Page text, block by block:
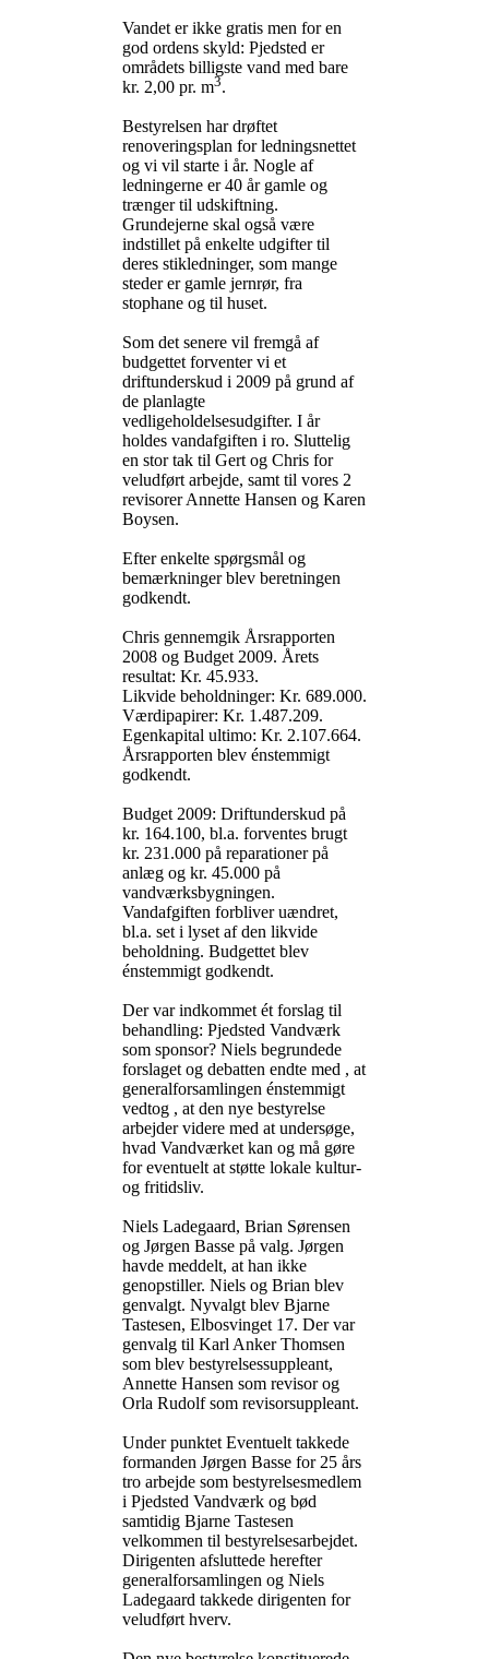
Vandet er ikke gratis men for en
god ordens skyld: Pjedsted er
områdets billigste vand med bare
kr. 2,00 pr. m3.
Bestyrelsen har drøftet
renoveringsplan for ledningsnettet
og vi vil starte i år. Nogle af
ledningerne er 40 år gamle og
trænger til udskiftning.
Grundejerne skal også være
indstillet på enkelte udgifter til
deres stikledninger, som mange
steder er gamle jernrør, fra
stophane og til huset.
Som det senere vil fremgå af
budgettet forventer vi et
driftunderskud i 2009 på grund af
de planlagte
vedligeholdelsesudgifter. I år
holdes vandafgiften i ro. Sluttelig
en stor tak til Gert og Chris for
veludført arbejde, samt til vores 2
revisorer Annette Hansen og Karen
Boysen.
Efter enkelte spørgsmål og
bemærkninger blev beretningen
godkendt.
Chris gennemgik Årsrapporten
2008 og Budget 2009. Årets
resultat: Kr. 45.933.
Likvide beholdninger: Kr. 689.000.
Værdipapirer: Kr. 1.487.209.
Egenkapital ultimo: Kr. 2.107.664.
Årsrapporten blev énstemmigt
godkendt.
Budget 2009: Driftunderskud på
kr. 164.100, bl.a. forventes brugt
kr. 231.000 på reparationer på
anlæg og kr. 45.000 på
vandværksbygningen.
Vandafgiften forbliver uændret,
bl.a. set i lyset af den likvide
beholdning. Budgettet blev
énstemmigt godkendt.
Der var indkommet ét forslag til
behandling: Pjedsted Vandværk
som sponsor? Niels begrundede
forslaget og debatten endte med , at
generalforsamlingen énstemmigt
vedtog , at den nye bestyrelse
arbejder videre med at undersøge,
hvad Vandværket kan og må gøre
for eventuelt at støtte lokale kultur-
og fritidsliv.
Niels Ladegaard, Brian Sørensen
og Jørgen Basse på valg. Jørgen
havde meddelt, at han ikke
genopstiller. Niels og Brian blev
genvalgt. Nyvalgt blev Bjarne
Tastesen, Elbosvinget 17. Der var
genvalg til Karl Anker Thomsen
som blev bestyrelsessuppleant,
Annette Hansen som revisor og
Orla Rudolf som revisorsuppleant.
Under punktet Eventuelt takkede
formanden Jørgen Basse for 25 års
tro arbejde som bestyrelsesmedlem
i Pjedsted Vandværk og bød
samtidig Bjarne Tastesen
velkommen til bestyrelsesarbejdet.
Dirigenten afsluttede herefter
generalforsamlingen og Niels
Ladegaard takkede dirigenten for
veludført hverv.